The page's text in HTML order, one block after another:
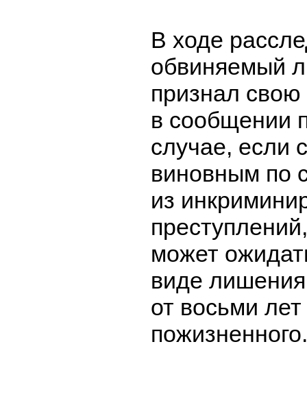
В ходе
обвиняемый
признал свою
в сообщении
случае, если
виновным по
из
может
виде
от восьми
пожизненного.